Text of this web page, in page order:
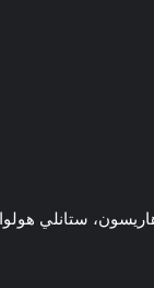
ستانلي